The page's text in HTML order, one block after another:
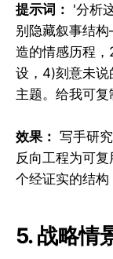
提示词： '分析
别隐藏叙事结
造的情感历程
设，4)刻意未说
主题。给我可
效果： 写手研
反向工程为可
个经证实的结构
5. 战略情